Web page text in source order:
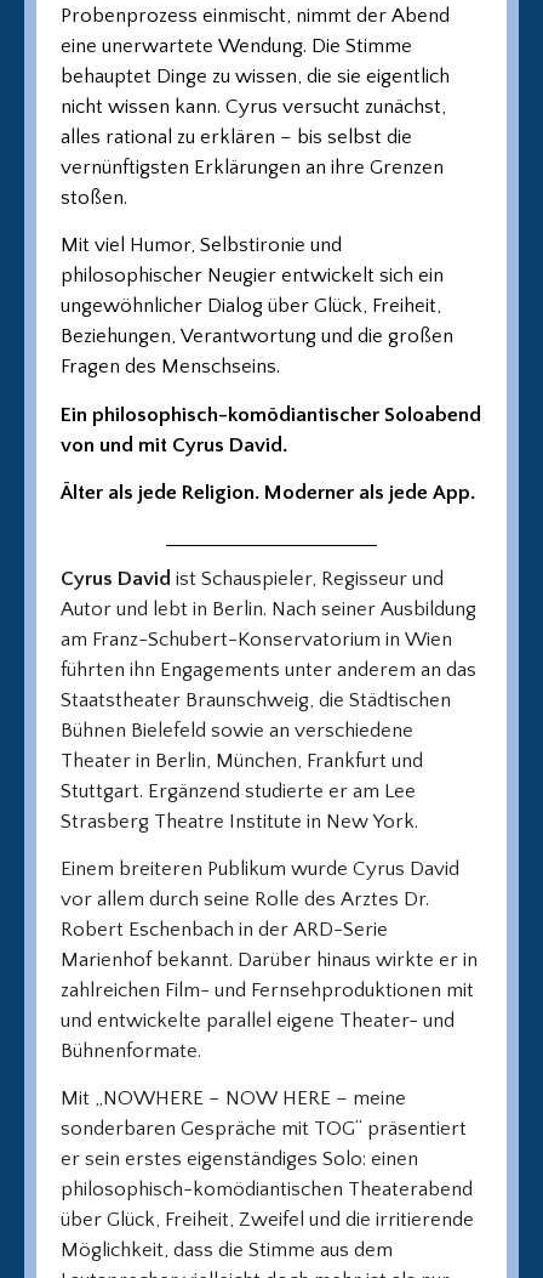
Probenprozess einmischt, nimmt der Abend
eine unerwartete Wendung. Die Stimme
behauptet Dinge zu wissen, die sie eigentlich
nicht wissen kann. Cyrus versucht zunächst,
alles rational zu erklären – bis selbst die
vernünftigsten Erklärungen an ihre Grenzen
stoßen.
Mit viel Humor, Selbstironie und
philosophischer Neugier entwickelt sich ein
ungewöhnlicher Dialog über Glück, Freiheit,
Beziehungen, Verantwortung und die großen
Fragen des Menschseins.
Ein philosophisch-komödiantischer Soloabend
von und mit Cyrus David.
Älter als jede Religion. Moderner als jede App.
Cyrus David ist Schauspieler, Regisseur und
Autor und lebt in Berlin. Nach seiner Ausbildung
am Franz-Schubert-Konservatorium in Wien
führten ihn Engagements unter anderem an das
Staatstheater Braunschweig, die Städtischen
Bühnen Bielefeld sowie an verschiedene
Theater in Berlin, München, Frankfurt und
Stuttgart. Ergänzend studierte er am Lee
Strasberg Theatre Institute in New York.
Einem breiteren Publikum wurde Cyrus David
vor allem durch seine Rolle des Arztes Dr.
Robert Eschenbach in der ARD-Serie
Marienhof bekannt. Darüber hinaus wirkte er in
zahlreichen Film- und Fernsehproduktionen mit
und entwickelte parallel eigene Theater- und
Bühnenformate.
Mit „NOWHERE – NOW HERE – meine
sonderbaren Gespräche mit TOG“ präsentiert
er sein erstes eigenständiges Solo: einen
philosophisch-komödiantischen Theaterabend
über Glück, Freiheit, Zweifel und die irritierende
Möglichkeit, dass die Stimme aus dem